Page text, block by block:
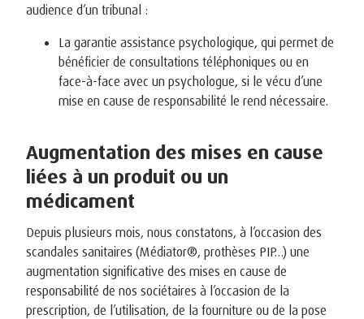
audience d’un tribunal :
La garantie assistance psychologique, qui permet de
bénéficier de consultations téléphoniques ou en
face-à-face avec un psychologue, si le vécu d’une
mise en cause de responsabilité le rend nécessaire.
Augmentation des mises en cause
liées à un produit ou un
médicament
Depuis plusieurs mois, nous constatons, à l’occasion des
scandales sanitaires (Médiator®, prothèses PIP…) une
augmentation significative des mises en cause de
responsabilité de nos sociétaires à l’occasion de la
prescription, de l’utilisation, de la fourniture ou de la pose